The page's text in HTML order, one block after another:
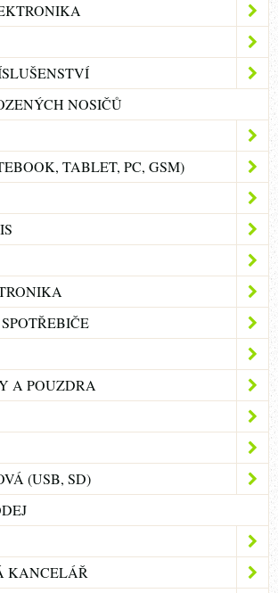
NOSIČŮ
TABLET, PC, GSM)
A POUZDRA
(USB, SD)
KANCELÁŘ